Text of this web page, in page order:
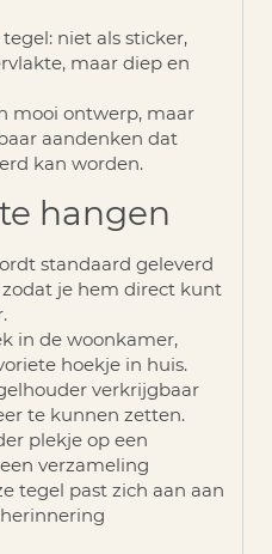
niet als sticker,
maar diep en
mooi ontwerp, maar
aandenken dat
kan worden.
hangen
standaard geleverd
zodat je hem direct kunt
in de woonkamer,
hoekje in huis.
verkrijgbaar
te kunnen zetten.
plekje op een
verzameling
tegel past zich aan aan